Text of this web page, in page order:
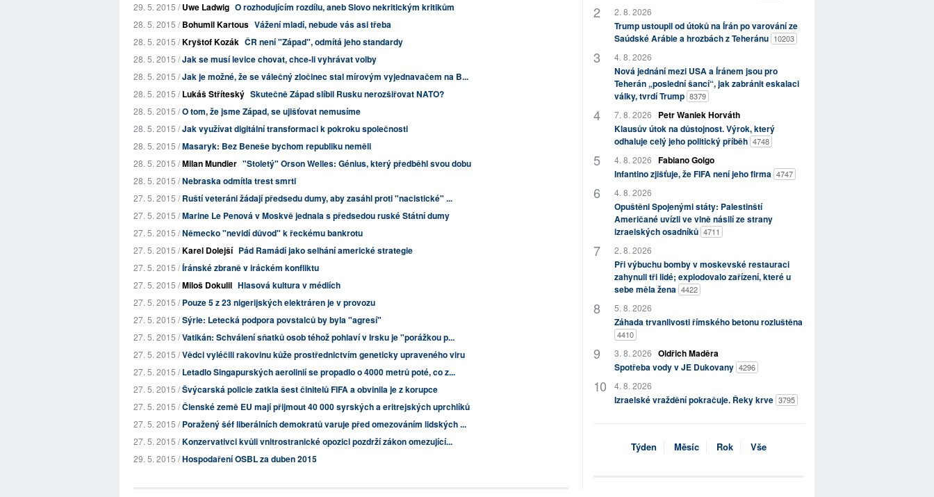
29. 5. 2015 /Uwe Ladwig O rozhodujícím rozdílu, aneb Slovo nekritickým kritikům
28. 5. 2015 /Bohumil Kartous Vážení mladí, nebude vás asi třeba
28. 5. 2015 /Kryštof Kozák ČR není "Západ", odmítá jeho standardy
28. 5. 2015 /Jak se musí levice chovat, chce-li vyhrávat volby
28. 5. 2015 /Jak je možné, že se válečný zločinec stal mírovým vyjednavačem na B...
28. 5. 2015 /Lukáš Stříteský Skutečně Západ slíbil Rusku nerozšiřovat NATO?
28. 5. 2015 /O tom, že jsme Západ, se ujišťovat nemusíme
28. 5. 2015 /Jak využívat digitální transformaci k pokroku společnosti
28. 5. 2015 /Masaryk: Bez Beneše bychom republiku neměli
28. 5. 2015 /Milan Mundier "Stoletý" Orson Welles: Génius, který předběhl svou dobu
28. 5. 2015 /Nebraska odmítla trest smrti
27. 5. 2015 /Ruští veteráni žádají předsedu dumy, aby zasáhl proti "nacistické" ...
27. 5. 2015 /Marine Le Penová v Moskvě jednala s předsedou ruské Státní dumy
27. 5. 2015 /Německo "nevidí důvod" k řeckému bankrotu
27. 5. 2015 /Karel Dolejší Pád Ramádí jako selhání americké strategie
27. 5. 2015 /Íránské zbraně v iráckém konfliktu
27. 5. 2015 /Miloš Dokulil Hlasová kultura v médiích
27. 5. 2015 /Pouze 5 z 23 nigerijských elektráren je v provozu
27. 5. 2015 /Sýrie: Letecká podpora povstalců by byla "agresí"
27. 5. 2015 /Vatikán: Schválení sňatků osob téhož pohlaví v Irsku je "porážkou p...
27. 5. 2015 /Vědci vyléčili rakovinu kůže prostřednictvím geneticky upraveného viru
27. 5. 2015 /Letadlo Singapurských aerolinií se propadlo o 4000 metrů poté, co z...
27. 5. 2015 /Švýcarská policie zatkla šest činitelů FIFA a obvinila je z korupce
27. 5. 2015 /Členské země EU mají přijmout 40 000 syrských a eritrejských uprchlíků
27. 5. 2015 /Poražený šéf liberálních demokratů varuje před omezováním lidských ...
27. 5. 2015 /Konzervativci kvůli vnitrostranické opozici pozdrží zákon omezující...
29. 5. 2015 /Hospodaření OSBL za duben 2015
2. 8. 2026
Trump ustoupil od útoků na Írán po varování ze
Saúdské Arábie a hrozbách z Teheránu 10203
4. 8. 2026
Nová jednání mezi USA a Íránem jsou pro
Teherán „poslední šancí“, jak zabránit eskalaci
války, tvrdí Trump 8379
7. 8. 2026
Petr Waniek Horváth
Klausův útok na důstojnost. Výrok, který
odhaluje celý jeho politický příběh 4748
4. 8. 2026 Fabiano Golgo
Infantino zjišťuje, že FIFA není jeho firma 4747
4. 8. 2026
Opuštěni Spojenými státy: Palestinští
Američané uvízli ve vlně násilí ze strany
izraelských osadníků 4711
2. 8. 2026
Při výbuchu bomby v moskevské restauraci
zahynuli tři lidé; explodovalo zařízení, které u
sebe měla žena 4422
5. 8. 2026
Záhada trvanlivosti římského betonu rozluštěna
4410
3. 8. 2026 Oldřich Maděra
Spotřeba vody v JE Dukovany 4296
4. 8. 2026
Izraelské vraždění pokračuje. Řeky krve 3795
Týden Měsíc Rok Vše